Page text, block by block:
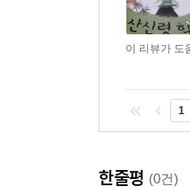
이 리뷰가 도
1
한줄평 (0건)